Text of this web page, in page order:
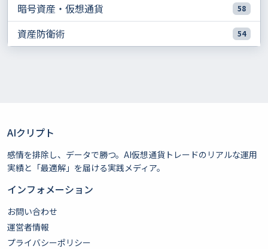
暗号資産・仮想通貨 58
資産防衛術 54
AIクリプト
感情を排除し、データで勝つ。AI仮想通貨トレードのリアルな運用
実績と「最適解」を届ける実践メディア。
インフォメーション
お問い合わせ
運営者情報
プライバシーポリシー